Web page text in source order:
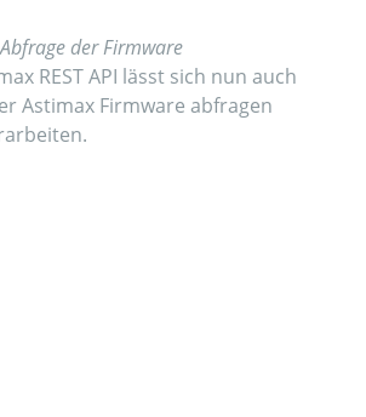
der Firmware
REST API lässt sich nun auch
Astimax Firmware abfragen